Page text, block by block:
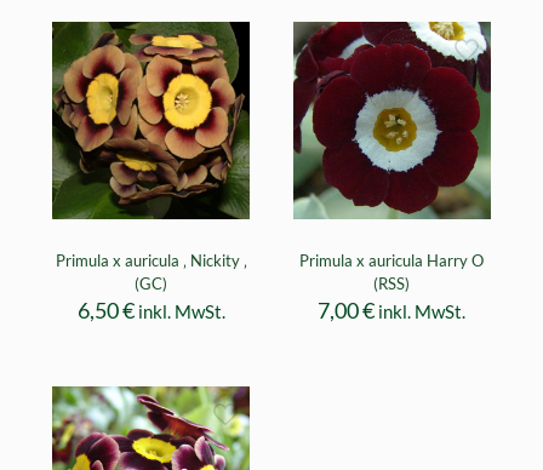
Primula x auricula ‚ Nickity ‚
(GC)
6,50€ inkl. MwSt.
Primula x auricula Harry O
(RSS)
7,00€ inkl. MwSt.